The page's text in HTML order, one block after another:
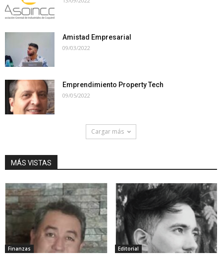
Amistad Empresarial
09/03/2022
Emprendimiento Property Tech
09/05/2022
Cargar más
MÁS VISTAS
Finanzas Editorial